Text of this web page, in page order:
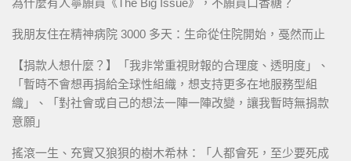
為什麼有人寧願買《The Big Issue》，不願買口香糖？
我朋友住在精神病院 3000 多天：生命從住院開始，戞然而止
【捐款人想什麼？】「我非常重視財報的合理度、透明度」、
「暫時不會想再捐給全球性組織，想支持更多在地服務型組
織」、「對社會或自己的想法一陣一陣改變，讓我暫時無捐款
意願」
搖滾一生、充實又狼狽的樹木希林：「人都會死，至少要死成